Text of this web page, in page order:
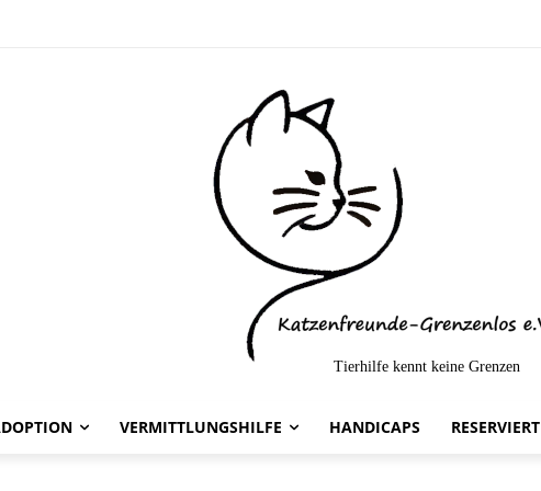
Tierhilfe kennt keine Grenzen
VERMITTLUNGSHILFE HANDICAPS RESERVIERT
vermittelt-